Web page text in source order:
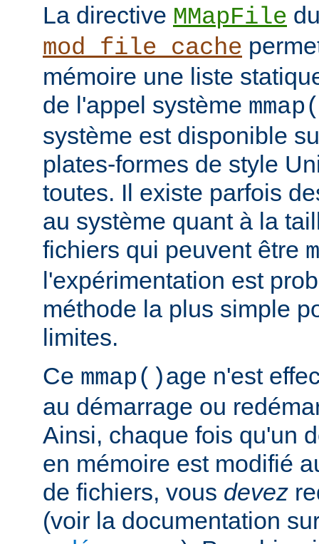
La directive MMapFile
mod_file_cache
mémoire une liste
de l'appel système
système est disponible
plates-formes de style
toutes. Il existe parfois
au système quant à la
fichiers qui peuvent être
l'expérimentation est
méthode la plus simple
limites.
Ce mmap()age n'est
au démarrage ou
Ainsi, chaque fois qu'un
en mémoire est modifié
de fichiers, vous devez
(voir la documentation